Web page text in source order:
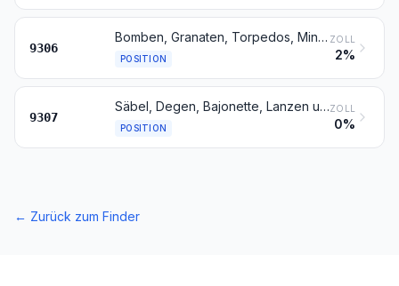
9306
Bomben, Granaten, Torpedos, Minen, Raketen, Patronen und andere Munition und Geschosse, Teile davon, einschließlich Rehposten, Jagdschrot und Patronenpfropfen
POSITION
ZOLL
2%
9307
Säbel, Degen, Bajonette, Lanzen und andere blanke Waffen, Teile davon und Scheiden für diese Waffen
POSITION
ZOLL
0%
← Zurück zum Finder